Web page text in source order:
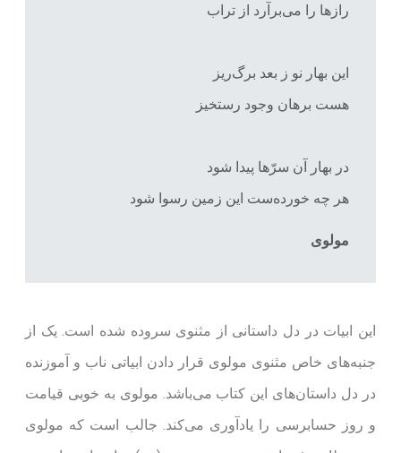
رازها را می‌برآرد از تراب
این بهار نو ز بعد برگ‌ریز
هست برهان وجود رستخیز
در بهار آن سرّها پیدا شود
هر چه خورده‌ست این زمین رسوا شود
مولوی
این ابیات در دل داستانی از مثنوی سروده شده است. یک از
جنبه‌های خاص مثنوی مولوی قرار دادن ابیاتی ناب و آموزنده
در دل داستان‌های این کتاب می‌باشد. مولوی به خوبی قیامت
و روز حسابرسی را یادآوری می‌کند. جالب است که مولوی